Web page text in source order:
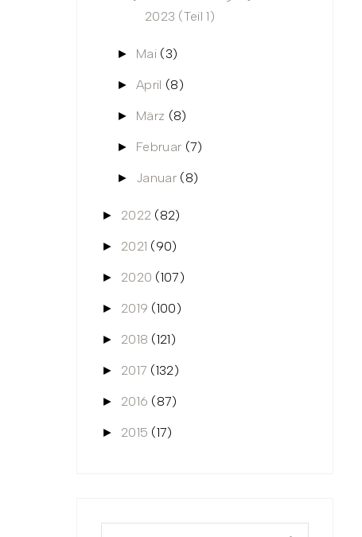
2023 (Teil 1)
► Mai (3)
►April (8)
► März (8)
► Februar (7)
► Januar (8)
► 2022 (82)
► 2021 (90)
► 2020 (107)
► 2019 (100)
► 2018 (121)
► 2017 (132)
► 2016 (87)
► 2015 (17)